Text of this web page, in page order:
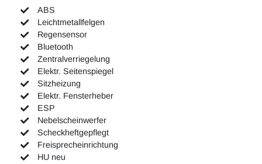
ABS
Leichtmetallfelgen
Regensensor
Bluetooth
Zentralverriegelung
Elektr. Seitenspiegel
Sitzheizung
Elektr. Fensterheber
ESP
Nebelscheinwerfer
Scheckheftgepflegt
Freisprecheinrichtung
HU neu